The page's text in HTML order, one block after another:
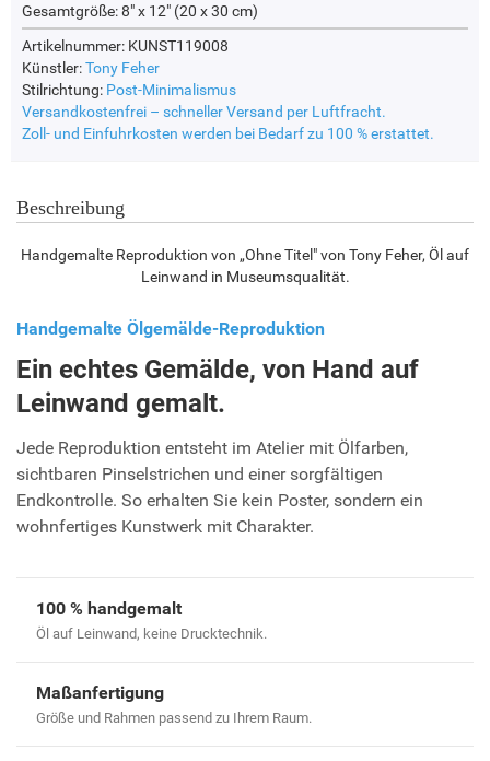
Gesamtgröße:8" x 12" (20 x 30 cm)
Artikelnummer: KUNST119008
Künstler:Tony Feher
Stilrichtung: Post-Minimalismus
Versandkostenfrei – schneller Versand per Luftfracht.
Zoll- und Einfuhrkosten werden bei Bedarf zu 100 % erstattet.
Beschreibung
Handgemalte Reproduktion von „Ohne Titel" von Tony Feher, Öl auf
Leinwand in Museumsqualität.
Handgemalte Ölgemälde-Reproduktion
Ein echtes Gemälde, von Hand auf
Leinwand gemalt.
Jede Reproduktion entsteht im Atelier mit Ölfarben,
sichtbaren Pinselstrichen und einer sorgfältigen
Endkontrolle. So erhalten Sie kein Poster, sondern ein
wohnfertiges Kunstwerk mit Charakter.
100 % handgemalt
Öl auf Leinwand, keine Drucktechnik.
Maßanfertigung
Größe und Rahmen passend zu Ihrem Raum.